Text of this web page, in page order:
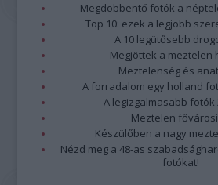
Megdöbbentő fotók a
Top 10: ezek a legjobb
A 10 legütősebb
Megjöttek a meztelen
Meztelenség és
A forradalom egy holland
A legizgalmasabb fotók
Meztelen
Készülőben a nagy
Nézd meg a 48-as
fotókat!